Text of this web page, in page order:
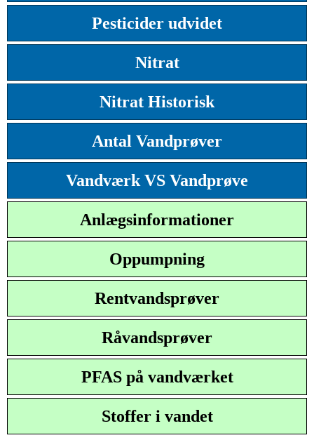
Pesticider udvidet
Nitrat
Nitrat Historisk
Antal Vandprøver
Vandværk VS Vandprøve
Anlægsinformationer
Oppumpning
Rentvandsprøver
Råvandsprøver
PFAS på vandværket
Stoffer i vandet